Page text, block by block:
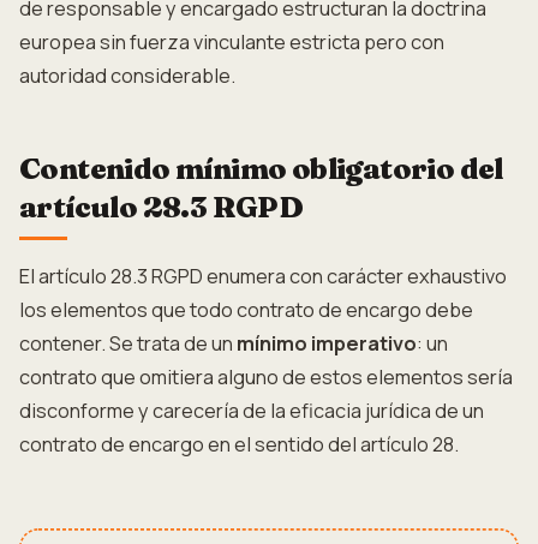
de responsable y encargado estructuran la doctrina
europea sin fuerza vinculante estricta pero con
autoridad considerable.
Contenido mínimo obligatorio del
artículo 28.3 RGPD
El artículo 28.3 RGPD enumera con carácter exhaustivo
los elementos que todo contrato de encargo debe
contener. Se trata de un mínimo imperativo: un
contrato que omitiera alguno de estos elementos sería
disconforme y carecería de la eficacia jurídica de un
contrato de encargo en el sentido del artículo 28.